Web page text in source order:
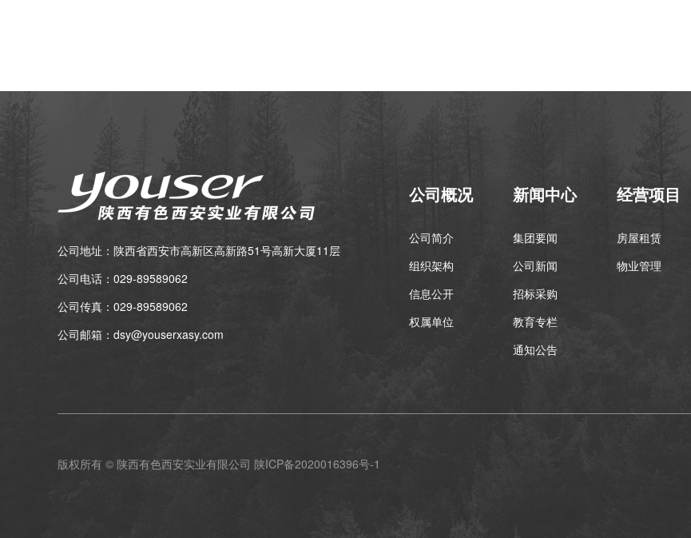
公司地址：陕西省西安市高新区高新路51号高新大厦11层 公司电话：029-89589062 公司传真：029-89589062 公司邮箱：dsy@youserxasy.com
公司地址：陕西省西安市高新区高新路51号高新大厦11层
公司电话：029-89589062
公司传真：029-89589062
公司邮箱：dsy@youserxasy.com
公司概况
公司简介
组织架构
信息公开
权属单位
新闻中心
集团要闻
公司新闻
招标采购
教育专栏
通知公告
经营项目
房屋租赁
物业管理
版权所有 © 陕西有色西安实业有限公司 陕ICP备2020016396号-1